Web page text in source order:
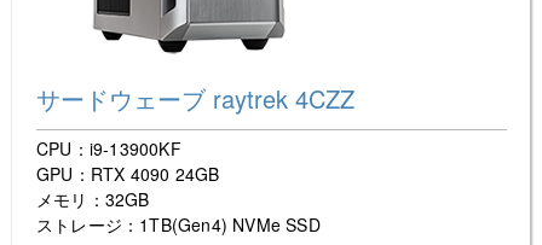
サードウェーブ raytrek 4CZZ
CPU：i9-13900KF
GPU：RTX 4090 24GB
メモリ：32GB
ストレージ：1TB(Gen4) NVMe SSD